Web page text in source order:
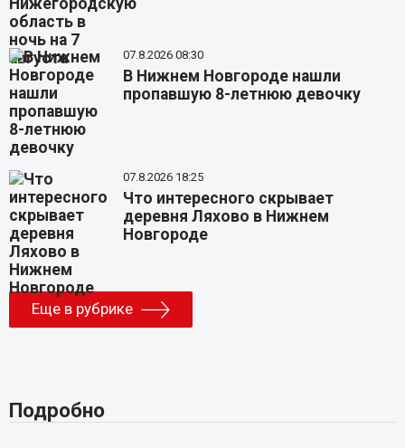
07.8.2026 08:30
В Нижнем Новгороде нашли
пропавшую 8-летнюю девочку
07.8.2026 18:25
Что интересного скрывает
деревня Ляхово в Нижнем
Новгороде
Еще в рубрике
Подробно